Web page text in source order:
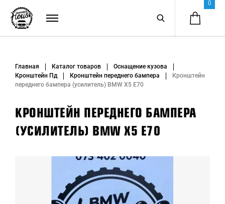
0
Главная Каталог товаров
Оснащение кузова
Кронштейн Пд
Кронштейн переднего бампера
Кронштейн
переднего бампера (усилитель) BMW X5 E70
КРОНШТЕЙН ПЕРЕДНЕГО БАМПЕРА
(УСИЛИТЕЛЬ) BMW X5 E70